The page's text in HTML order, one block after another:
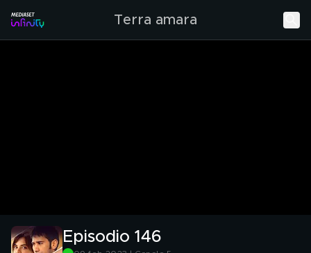
Terra amara
Episodio 146